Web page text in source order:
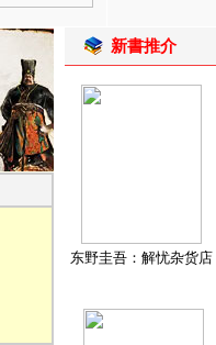
新書推介
东野圭吾：解忧杂货店